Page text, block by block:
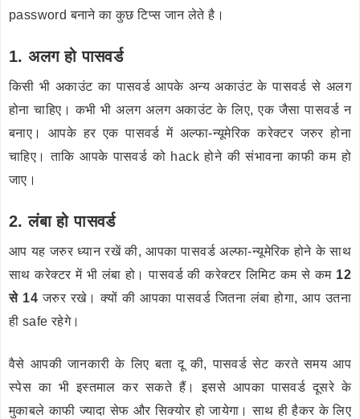
password बनाने का कुछ टिप्स जान लेते है।
1. अलग हो पासवर्ड
किसी भी अकाउंट का पासवर्ड आपके अन्य अकाउंट के पासवर्ड से अलग
होना चाहिए। कभी भी अलग अलग अकाउंट के लिए, एक जैसा पासवर्ड न
बनाए। आपके हर एक पासवर्ड में अल्फा-न्यूमेरिक करेक्टर जरुर होना
चाहिए। ताकि आपके पासवर्ड को hack होने की संभावना काफी कम हो
जाए।
2. लंबा हो पासवर्ड
आप यह जरुर ध्यान रखें की, आपका पासवर्ड अल्फा-न्यूमेरिक होने के साथ
साथ करेक्टर में भी लंबा हो। पासवर्ड की करेक्टर लिमिट कम से कम 12
से 14जरुर रखे। क्यों की आपका पासवर्ड जितना लंबा होगा, आप उतना
ही safe रहेगे।
वैसे आपकी जानकारी के लिए बता दू की, पासवर्ड सेट करते समय आप
स्पेस का भी इस्तमाल कर सकते हैं। इससे आपका पासवर्ड दूसरे के
मुकाबले काफी ज्यादा सेफ और सिक्योर हो जायेगा। साथ ही हैकर के लिए